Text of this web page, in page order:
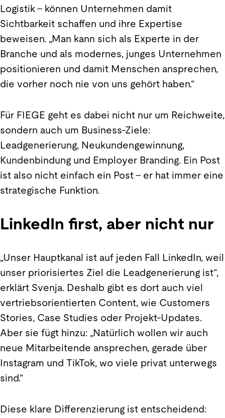
Logistik – können Unternehmen damit
Sichtbarkeit schaffen und ihre Expertise
beweisen. „Man kann sich als Experte in der
Branche und als modernes, junges Unternehmen
positionieren und damit Menschen ansprechen,
die vorher noch nie von uns gehört haben.“
Für FIEGE geht es dabei nicht nur um Reichweite,
sondern auch um Business-Ziele:
Leadgenerierung, Neukundengewinnung,
Kundenbindung und Employer Branding. Ein Post
ist also nicht einfach ein Post – er hat immer eine
strategische Funktion.
LinkedIn first, aber nicht nur
„Unser Hauptkanal ist auf jeden Fall LinkedIn, weil
unser priorisiertes Ziel die Leadgenerierung ist“,
erklärt Svenja. Deshalb gibt es dort auch viel
vertriebsorientierten Content, wie Customers
Stories, Case Studies oder Projekt-Updates.
Aber sie fügt hinzu: „Natürlich wollen wir auch
neue Mitarbeitende ansprechen, gerade über
Instagram und TikTok, wo viele privat unterwegs
sind.“
Diese klare Differenzierung ist entscheidend: